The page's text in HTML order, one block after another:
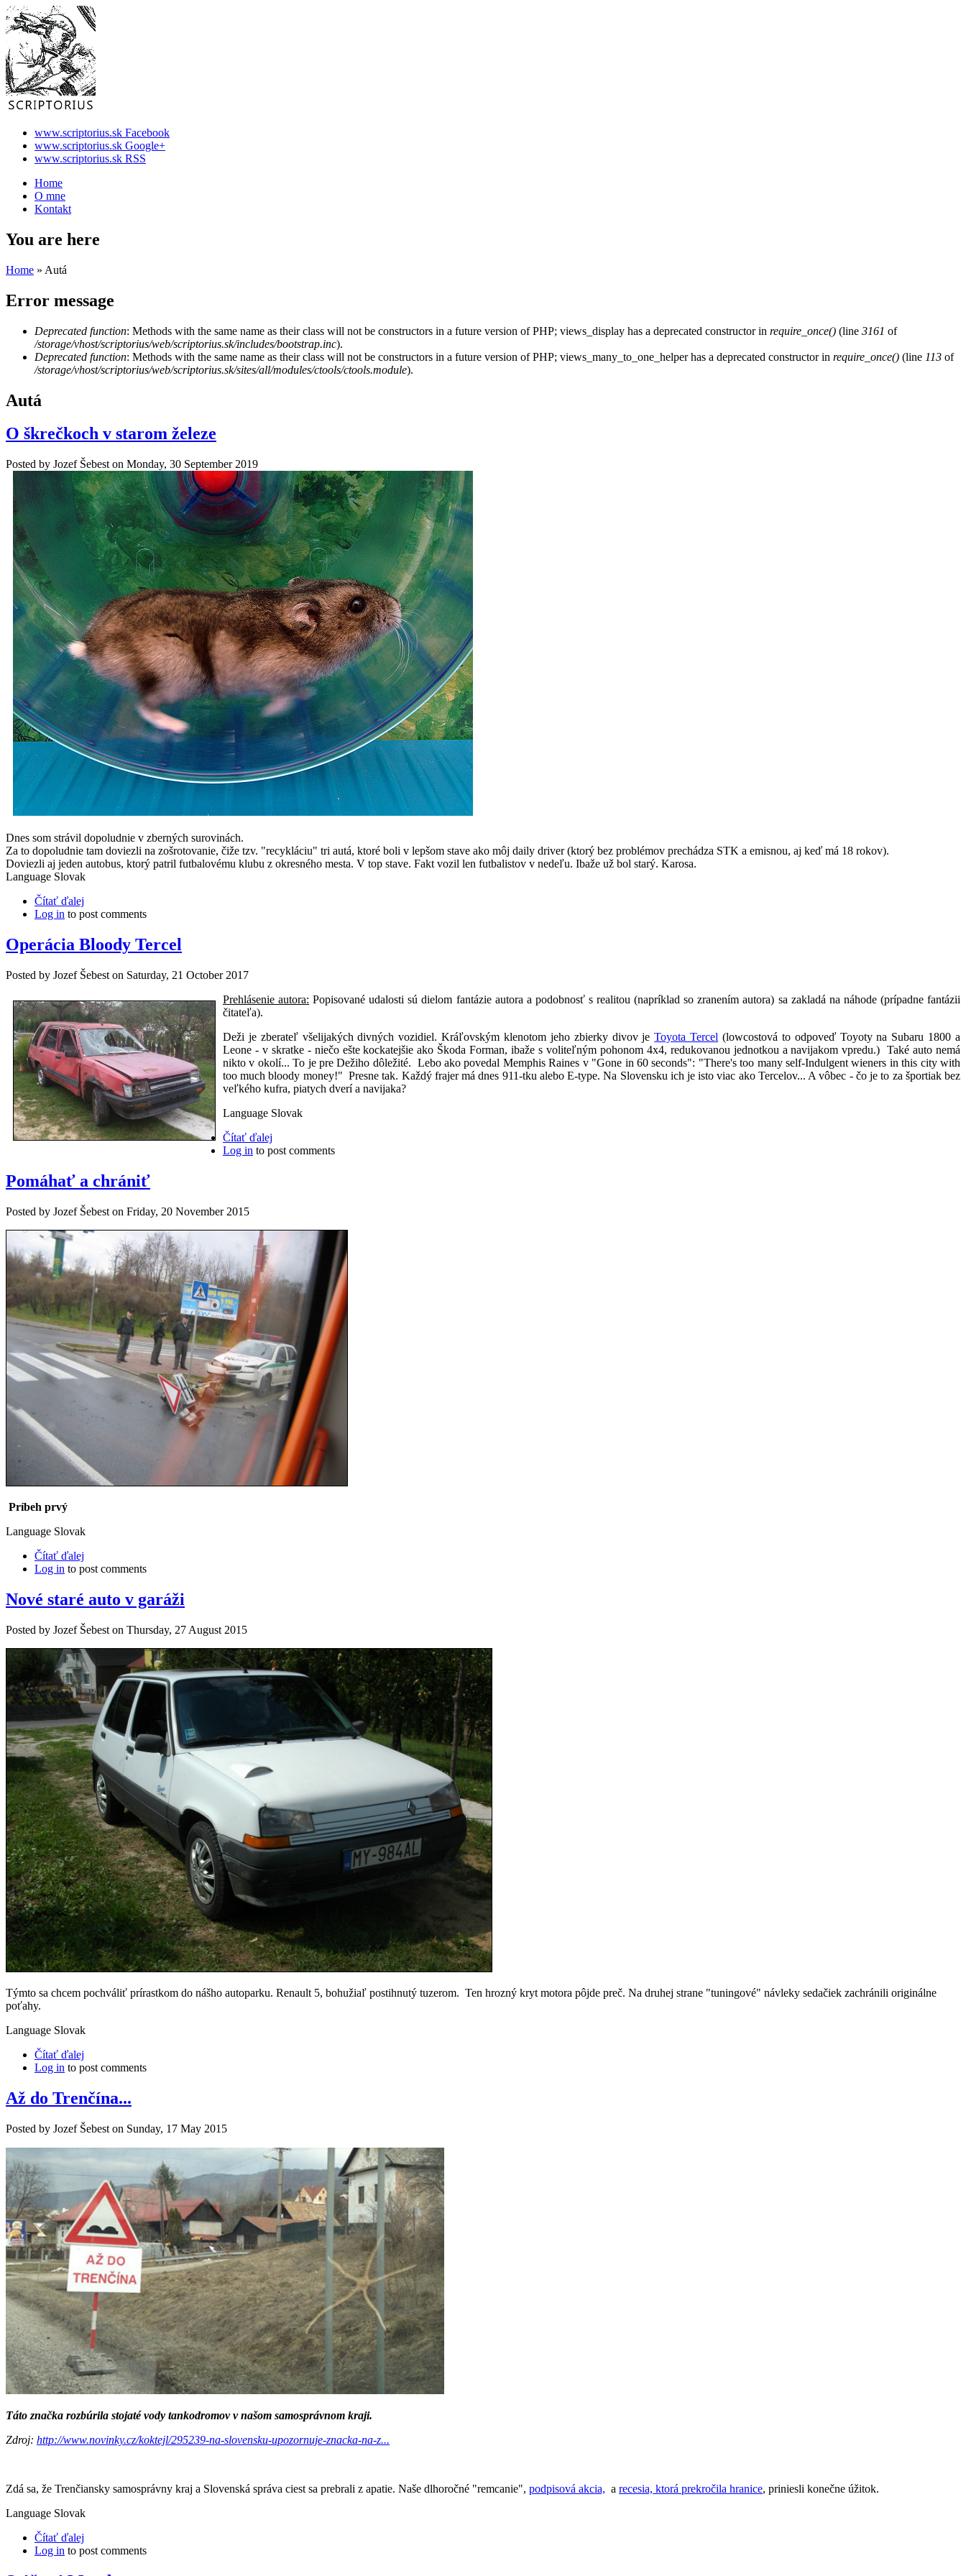
www.scriptorius.sk Facebook
www.scriptorius.sk Google+
www.scriptorius.sk RSS
Home
O mne
Kontakt
You are here
Home » Autá
Error message
Deprecated function: Methods with the same name as their class will not be constructors in a future version of PHP; views_display has a deprecated constructor in require_once() (line 3161 of
/storage/vhost/scriptorius/web/scriptorius.sk/includes/bootstrap.inc).
Deprecated function: Methods with the same name as their class will not be constructors in a future version of PHP; views_many_to_one_helper has a deprecated constructor in require_once() (line 113 of
/storage/vhost/scriptorius/web/scriptorius.sk/sites/all/modules/ctools/ctools.module).
Autá
O škrečkoch v starom železe
Posted by Jozef Šebest on Monday, 30 September 2019
Dnes som strávil dopoludnie v zberných surovinách.
Za to dopoludnie tam doviezli na zošrotovanie, čiže tzv. "recykláciu" tri autá, ktoré boli v lepšom stave ako môj daily driver (ktorý bez problémov prechádza STK a emisnou, aj keď má 18 rokov).
Doviezli aj jeden autobus, ktorý patril futbalovému klubu z okresného mesta. V top stave. Fakt vozil len futbalistov v nedeľu. Ibaže už bol starý. Karosa.
Language Slovak
Čítať ďalej
Log in to post comments
Operácia Bloody Tercel
Posted by Jozef Šebest on Saturday, 21 October 2017
Prehlásenie autora: Popisované udalosti sú dielom fantázie autora a podobnosť s realitou (napríklad so zranením autora) sa zakladá na náhode (prípadne fantázii
čitateľa).
Deži je zberateľ všelijakých divných vozidiel. Kráľovským klenotom jeho zbierky divov jeToyota Tercel (lowcostová to odpoveď Toyoty na Subaru 1800 a
Leone - v skratke - niečo ešte kockatejšie ako Škoda Forman, ibaže s voliteľným pohonom 4x4, redukovanou jednotkou a navijakom vpredu.) Také auto nemá
nikto v okolí... To je pre Dežiho dôležité. Lebo ako povedal Memphis Raines v "Gone in 60 seconds": "There's too many self-Indulgent wieners in this city with
too much bloody money!" Presne tak. Každý frajer má dnes 911-tku alebo E-type. Na Slovensku ich je isto viac ako Tercelov... A vôbec - čo je to za športiak bez
veľkého kufra, piatych dverí a navijaka?
Language Slovak
Čítať ďalej
Log in to post comments
Pomáhať a chrániť
Posted by Jozef Šebest on Friday, 20 November 2015
Príbeh prvý
Language Slovak
Čítať ďalej
Log in to post comments
Nové staré auto v garáži
Posted by Jozef Šebest on Thursday, 27 August 2015
Týmto sa chcem pochváliť prírastkom do nášho autoparku. Renault 5, bohužiaľ postihnutý tuzerom. Ten hrozný kryt motora pôjde preč. Na druhej strane "tuningové" návleky sedačiek zachránili originálne
poťahy.
Language Slovak
Čítať ďalej
Log in to post comments
Až do Trenčína...
Posted by Jozef Šebest on Sunday, 17 May 2015
Táto značka rozbúrila stojaté vody tankodromov v našom samosprávnom kraji.
Zdroj: http://www.novinky.cz/koktejl/295239-na-slovensku-upozornuje-znacka-na-z...
Zdá sa, že Trenčiansky samosprávny kraj a Slovenská správa ciest sa prebrali z apatie. Naše dlhoročné "remcanie", podpisová akcia, a recesia, ktorá prekročila hranice, priniesli konečne úžitok.
Language Slovak
Čítať ďalej
Log in to post comments